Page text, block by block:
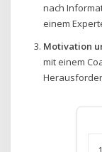
nach
einem
Motivation
mit einem